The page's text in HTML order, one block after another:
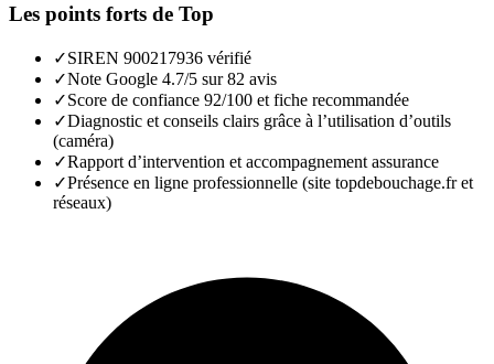
Les points forts de Top
✓SIREN 900217936 vérifié
✓Note Google 4.7/5 sur 82 avis
✓Score de confiance 92/100 et fiche recommandée
✓Diagnostic et conseils clairs grâce à l’utilisation d’outils
(caméra)
✓Rapport d’intervention et accompagnement assurance
✓Présence en ligne professionnelle (site topdebouchage.fr et
réseaux)